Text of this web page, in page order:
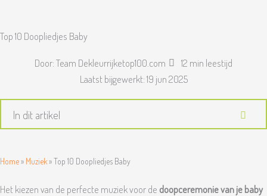
Top 10 Doopliedjes Baby
Door:Team Dekleurrijketop100.com
12 min leestijd
Laatst bijgewerkt:19 jun 2025
In dit artikel
Home» Muziek»Top 10 Doopliedjes Baby
Het kiezen van de perfecte muziek voor de doopceremonie van je baby